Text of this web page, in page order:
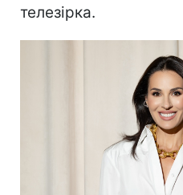
телезірка.